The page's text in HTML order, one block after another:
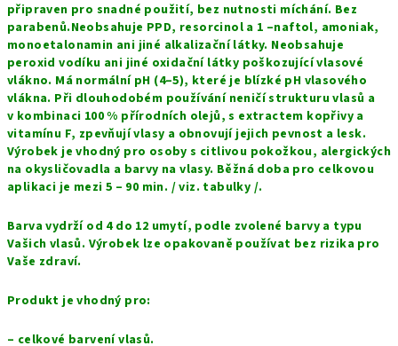
připraven pro snadné použití, bez nutnosti míchání. Bez
parabenů.Neobsahuje PPD, resorcinol a 1 –naftol, amoniak,
monoetalonamin ani jiné alkalizační látky. Neobsahuje
peroxid vodíku ani jiné oxidační látky poškozující vlasové
vlákno. Má normální pH (4–5), které je blízké pH vlasového
vlákna. Při dlouhodobém používání neničí strukturu vlasů a
v kombinaci 100 % přírodních olejů, s extractem kopřivy a
vitamínu F, zpevňují vlasy a obnovují jejich pevnost a lesk.
Výrobek je vhodný pro osoby s citlivou pokožkou, alergických
na okysličovadla a barvy na vlasy. Běžná doba pro celkovou
aplikaci je mezi 5 – 90 min. / viz. tabulky /.
Barva vydrží od 4 do 12 umytí, podle zvolené barvy a typu
Vašich vlasů. Výrobek lze opakovaně používat bez rizika pro
Vaše zdraví.
Produkt je vhodný pro:
– celkové barvení vlasů.